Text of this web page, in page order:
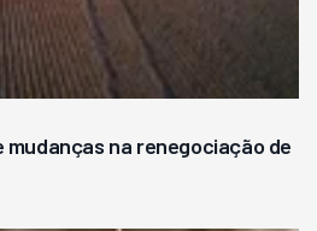
mudanças na renegociação de